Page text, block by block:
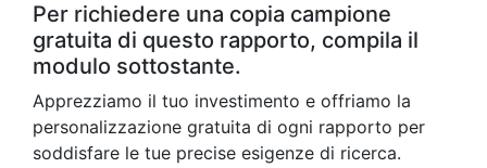
Per richiedere una copia campione
gratuita di questo rapporto, compila il
modulo sottostante.
Apprezziamo il tuo investimento e offriamo la
personalizzazione gratuita di ogni rapporto per
soddisfare le tue precise esigenze di ricerca.